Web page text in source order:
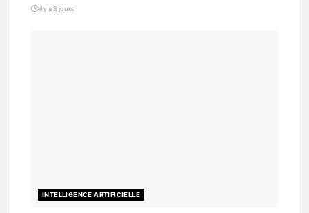
il y a 3 jours
INTELLIGENCE ARTIFICIELLE